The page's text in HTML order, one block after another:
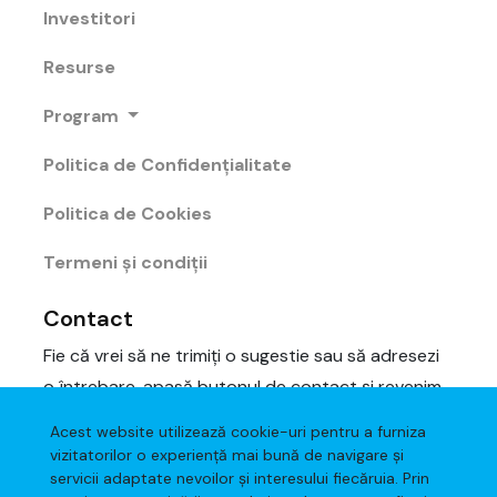
Acest website utilizează cookie-uri pentru a furniza
vizitatorilor o experiență mai bună de navigare și
servicii adaptate nevoilor și interesului fiecăruia. Prin
Investitori
Resurse
Program
Politica de Confidențialitate
Politica de Cookies
Termeni și condiții
Contact
Fie că vrei să ne trimiți o sugestie sau să adresezi
o întrebare, apasă butonul de contact și revenim
Scrie-ne